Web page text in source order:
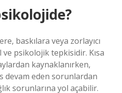
baskılara veya zorlayıcı
psikolojik tepkisidir. Kısa
kaynaklanırken,
devam eden sorunlardan
sorunlarına yol açabilir.